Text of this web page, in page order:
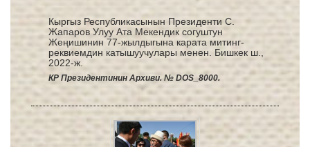
Кыргыз Республикасынын Президенти С.
Жапаров Улуу Ата Мекендик согуштун
Жеңишинин 77-жылдыгына карата митинг-
реквиемдин катышуучулары менен. Бишкек ш.,
2022-ж.
КР Президентинин Архиви. № DOS_8000.